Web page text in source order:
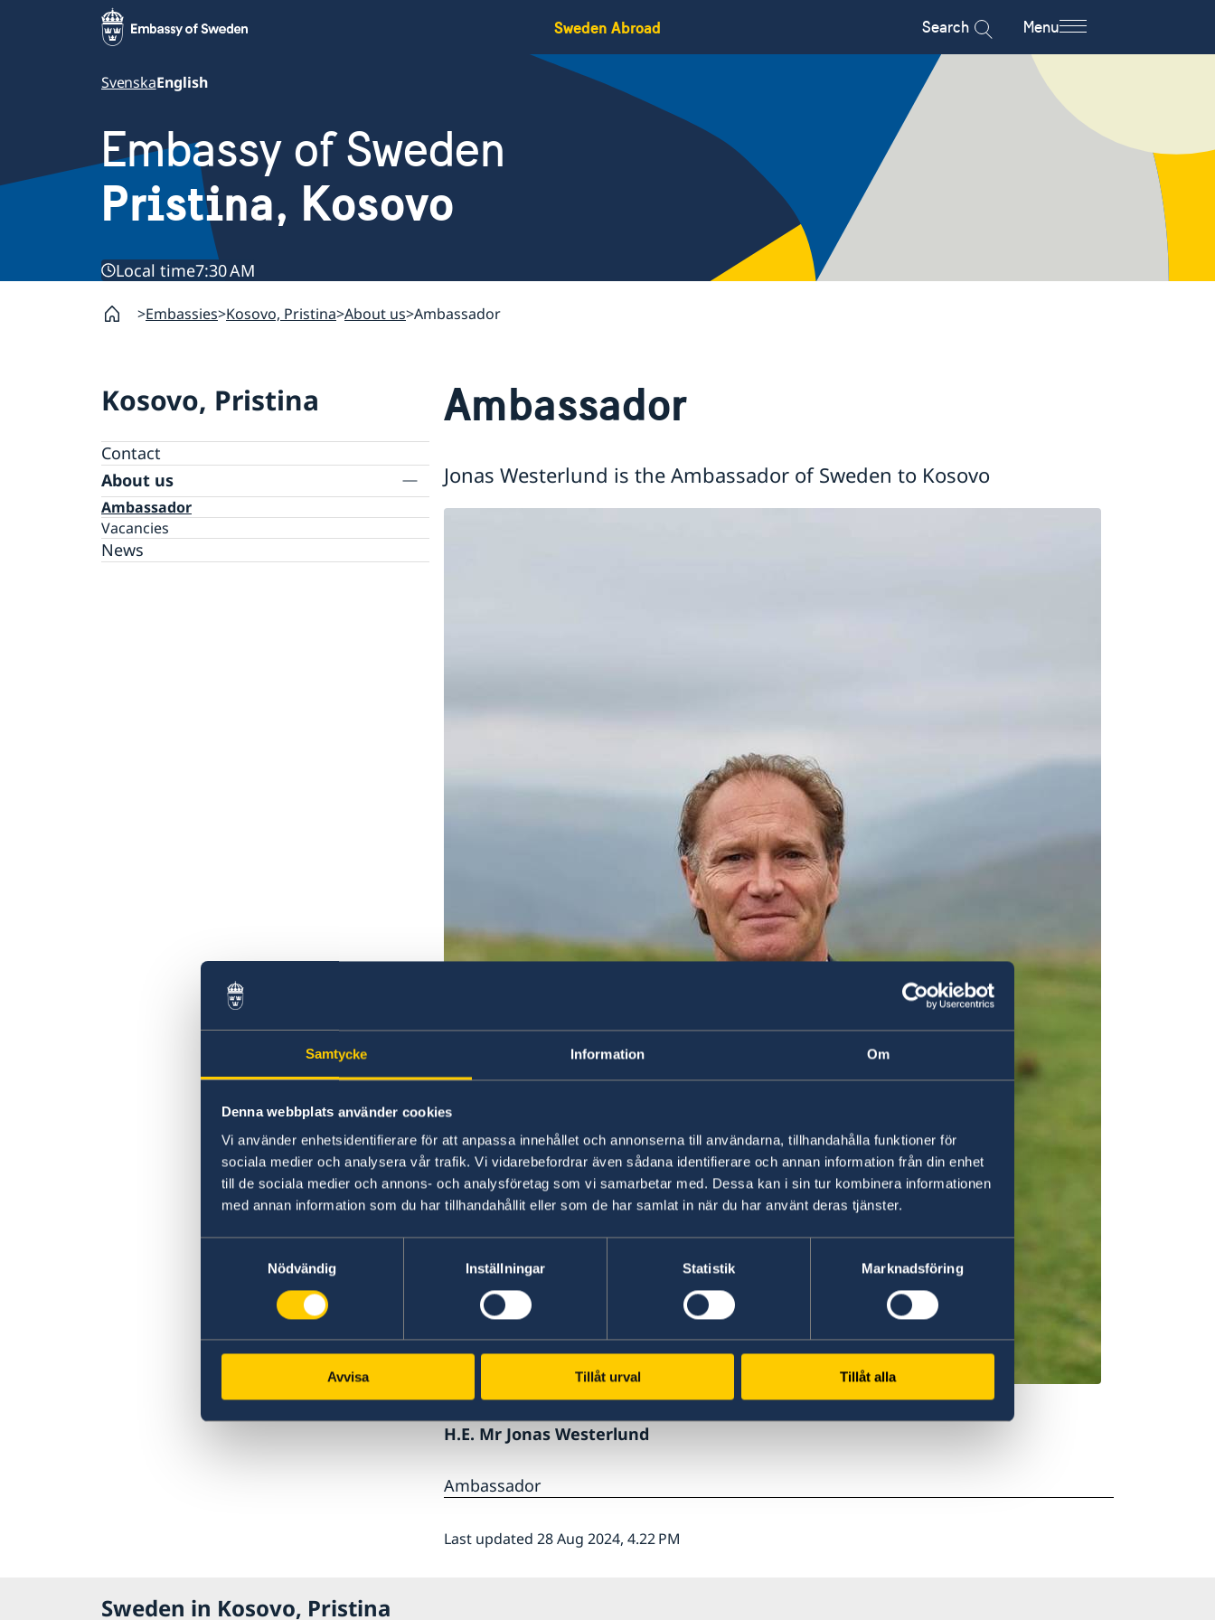
Samtycke Information Om
Denna webbplats använder cookies
Vi använder enhetsidentifierare för att anpassa innehållet och annonserna till användarna, tillhandahålla funktioner för
sociala medier och analysera vår trafik. Vi vidarebefordrar även sådana identifierare och annan information från din enhet
till de sociala medier och annons- och analysföretag som vi samarbetar med. Dessa kan i sin tur kombinera informationen
med annan information som du har tillhandahållit eller som de har samlat in när du har använt deras tjänster.
Nödvändig
Inställningar Statistik Marknadsföring
Avvisa Tillåt urval Tillåt alla
Sweden Abroad Search Menu
SvenskaEnglish
Embassy of Sweden
Pristina, Kosovo
Local time7:30 AM
Embassies Kosovo, Pristina About us Ambassador
Kosovo, Pristina
Contact
About us
Ambassador
Vacancies
News
Ambassador
Jonas Westerlund is the Ambassador of Sweden to Kosovo
H.E. Mr Jonas Westerlund
Ambassador
Last updated 28 Aug 2024, 4.22 PM
Sweden in Kosovo, Pristina